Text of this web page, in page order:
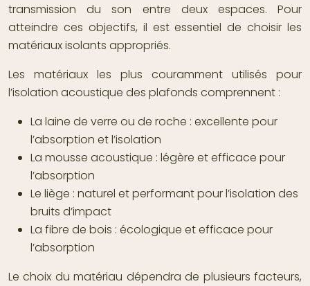
transmission du son entre deux espaces. Pour
atteindre ces objectifs, il est essentiel de choisir les
matériaux isolants appropriés.
Les matériaux les plus couramment utilisés pour
l’isolation acoustique des plafonds comprennent :
La laine de verre ou de roche : excellente pour
l’absorption et l’isolation
La mousse acoustique : légère et efficace pour
l’absorption
Le liège : naturel et performant pour l’isolation des
bruits d’impact
La fibre de bois : écologique et efficace pour
l’absorption
Le choix du matériau dépendra de plusieurs facteurs,